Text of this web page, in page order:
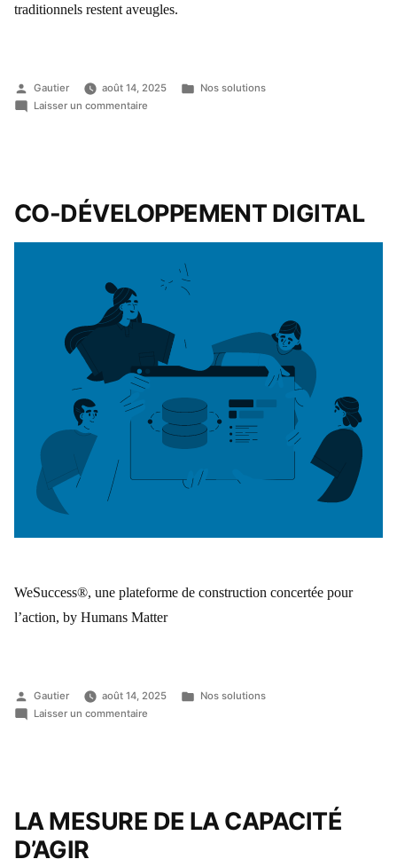
traditionnels restent aveugles.
Gautier août 14, 2025
Nos solutions
Laisser un commentaire
CO-DÉVELOPPEMENT DIGITAL
WeSuccess®, une plateforme de construction concertée pour
l’action, by Humans Matter
Gautier août 14, 2025
Nos solutions
Laisser un commentaire
LA MESURE DE LA CAPACITÉ
D’AGIR